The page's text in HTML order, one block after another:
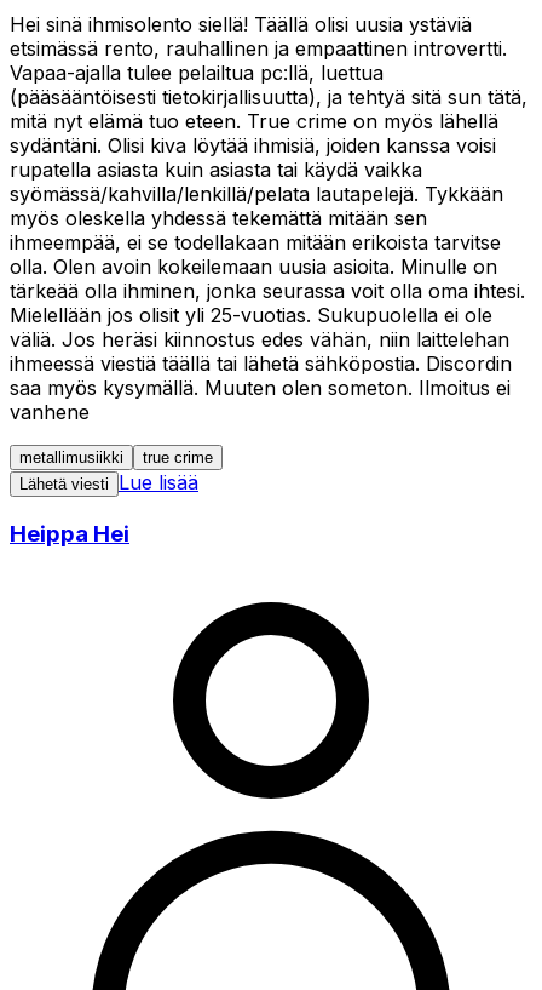
Hei sinä ihmisolento siellä! Täällä olisi uusia ystäviä
etsimässä rento, rauhallinen ja empaattinen introvertti.
Vapaa-ajalla tulee pelailtua pc:llä, luettua
(pääsääntöisesti tietokirjallisuutta), ja tehtyä sitä sun tätä,
mitä nyt elämä tuo eteen. True crime on myös lähellä
sydäntäni. Olisi kiva löytää ihmisiä, joiden kanssa voisi
rupatella asiasta kuin asiasta tai käydä vaikka
syömässä/kahvilla/lenkillä/pelata lautapelejä. Tykkään
myös oleskella yhdessä tekemättä mitään sen
ihmeempää, ei se todellakaan mitään erikoista tarvitse
olla. Olen avoin kokeilemaan uusia asioita. Minulle on
tärkeää olla ihminen, jonka seurassa voit olla oma ihtesi.
Mielellään jos olisit yli 25-vuotias. Sukupuolella ei ole
väliä. Jos heräsi kiinnostus edes vähän, niin laittelehan
ihmeessä viestiä täällä tai lähetä sähköpostia. Discordin
saa myös kysymällä. Muuten olen someton. Ilmoitus ei
vanhene
metallimusiikki
true crime
Lähetä viesti
Lue lisää
Heippa Hei